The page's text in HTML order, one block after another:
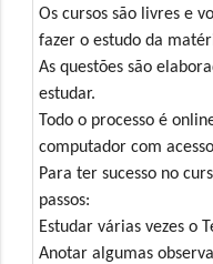
Os cursos são livres e
fazer o estudo da
As questões são
estudar.
Todo o processo é
computador com
Para ter sucesso no
passos:
Estudar várias vezes o
Anotar algumas